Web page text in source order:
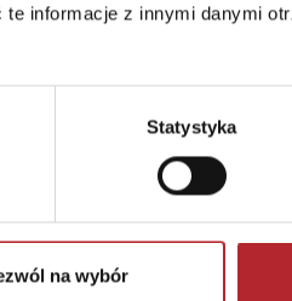
informacje z innymi danymi
Statystyka
na wybór